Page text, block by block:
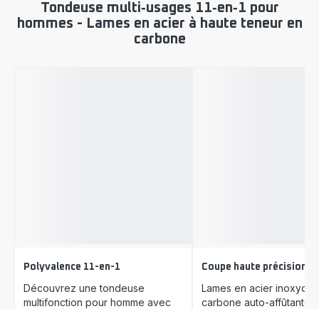
Tondeuse multi‑usages 11‑en‑1 pour
hommes - Lames en acier à haute teneur en
carbone
Polyvalence 11-en-1
Découvrez une tondeuse
multifonction pour homme avec
Coupe haute précision
Lames en acier
carbone auto-affûtantes